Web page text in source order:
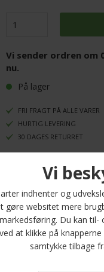
Vi sender ordren om
nu.
På lager
FRI FRAGT PÅ ALLE VARER
HURTIG LEVERING
30 DAGES RETURRET
Denne stilfulde sixpence
bestående af 42% linnen
og holdbarhed. Med sin
hovedet og tilføjer et
Stetson er et velkendt
du ikke kun et funktionelt
Uanset om du skal på en
denne kasket være det
du kan finde den helt rigtige